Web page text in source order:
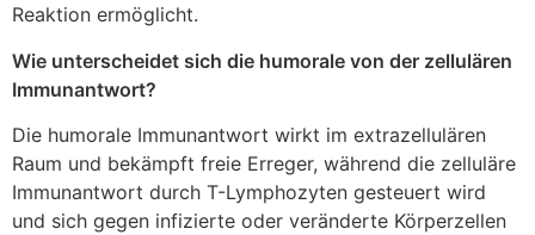
Reaktion ermöglicht.
Wie unterscheidet sich die humorale von der zellulären
Immunantwort?
Die humorale Immunantwort wirkt im extrazellulären
Raum und bekämpft freie Erreger, während die zelluläre
Immunantwort durch T-Lymphozyten gesteuert wird
und sich gegen infizierte oder veränderte Körperzellen